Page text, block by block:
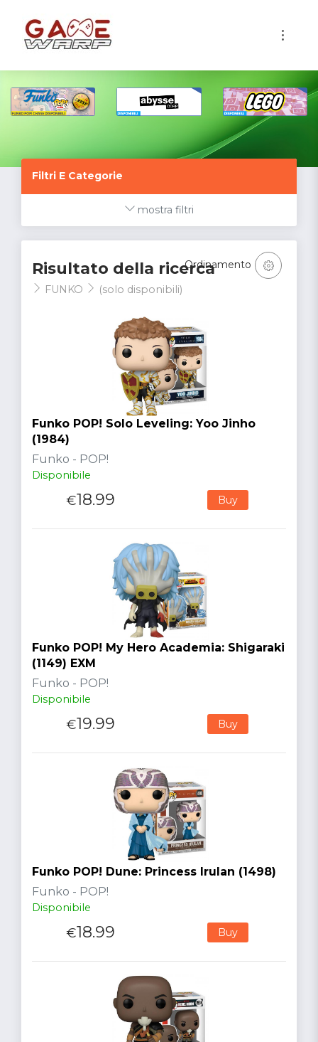
Filtri E Categorie
mostra filtri
Risultato della ricerca
FUNKO (solo disponibili)
Ordinamento
Funko POP! Solo Leveling: Yoo Jinho
(1984)
Funko - POP!
Disponibile
€18.99 Buy
Funko POP! My Hero Academia: Shigaraki
(1149) EXM
Funko - POP!
Disponibile
€19.99 Buy
Funko POP! Dune: Princess Irulan (1498)
Funko - POP!
Disponibile
€18.99 Buy